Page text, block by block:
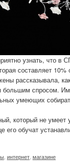
узнать, что в
составляет
рассказывала,
большим спросом.
умеющих
который не умеет
обучат
интернет магазине